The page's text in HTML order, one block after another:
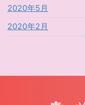
2020年5月
2020年2月